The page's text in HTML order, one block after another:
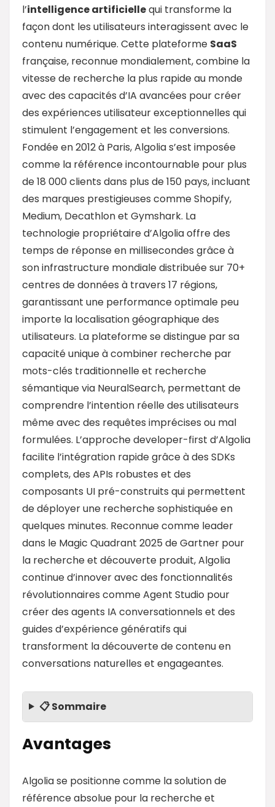
l’intelligence artificiellequi transforme la
façon dont les utilisateurs interagissent avec le
contenu numérique. Cette plateforme SaaS
française, reconnue mondialement, combine la
vitesse de recherche la plus rapide au monde
avec des capacités d’IA avancées pour créer
des expériences utilisateur exceptionnelles qui
stimulent l’engagement et les conversions.
Fondée en 2012 à Paris, Algolia s’est imposée
comme la référence incontournable pour plus
de 18 000 clients dans plus de 150 pays, incluant
des marques prestigieuses comme Shopify,
Medium, Decathlon et Gymshark. La
technologie propriétaire d’Algolia offre des
temps de réponse en millisecondes grâce à
son infrastructure mondiale distribuée sur 70+
centres de données à travers 17 régions,
garantissant une performance optimale peu
importe la localisation géographique des
utilisateurs. La plateforme se distingue par sa
capacité unique à combiner recherche par
mots-clés traditionnelle et recherche
sémantique via NeuralSearch, permettant de
comprendre l’intention réelle des utilisateurs
même avec des requêtes imprécises ou mal
formulées. L’approche developer-first d’Algolia
facilite l’intégration rapide grâce à des SDKs
complets, des APIs robustes et des
composants UI pré-construits qui permettent
de déployer une recherche sophistiquée en
quelques minutes. Reconnue comme leader
dans le Magic Quadrant 2025 de Gartner pour
la recherche et découverte produit, Algolia
continue d’innover avec des fonctionnalités
révolutionnaires comme Agent Studio pour
créer des agents IA conversationnels et des
guides d’expérience génératifs qui
transforment la découverte de contenu en
conversations naturelles et engageantes.
📋 Sommaire
Avantages
Algolia se positionne comme la solution de
référence absolue pour la recherche et